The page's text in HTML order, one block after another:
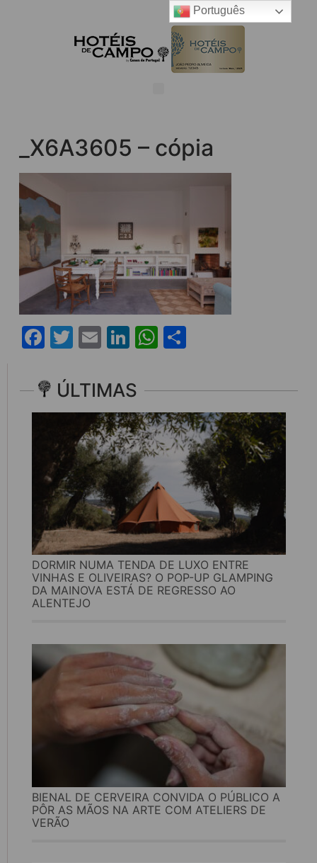
_X6A3605 – cópia
Facebook
Twitter
EmailLinkedIn
WhatsApp
ÚLTIMAS
DORMIR NUMA TENDA DE LUXO ENTRE
VINHAS E OLIVEIRAS? O POP-UP GLAMPING
DA MAINOVA ESTÁ DE REGRESSO AO
ALENTEJO
BIENAL DE CERVEIRA CONVIDA O PÚBLICO A
PÔR AS MÃOS NA ARTE COM ATELIERS DE
VERÃO
Português